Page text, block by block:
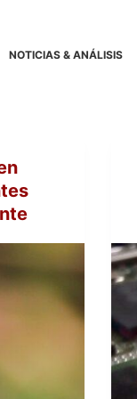
NOTICIAS & ANÁLISIS